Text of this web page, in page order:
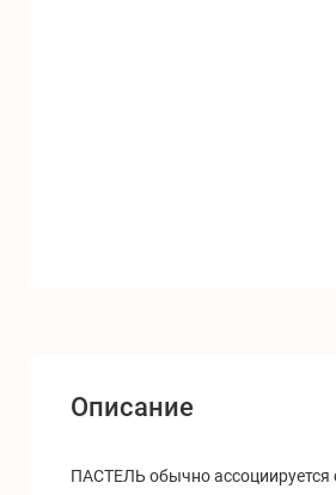
Описание
ПАСТЕЛЬ обычно ассоциируется